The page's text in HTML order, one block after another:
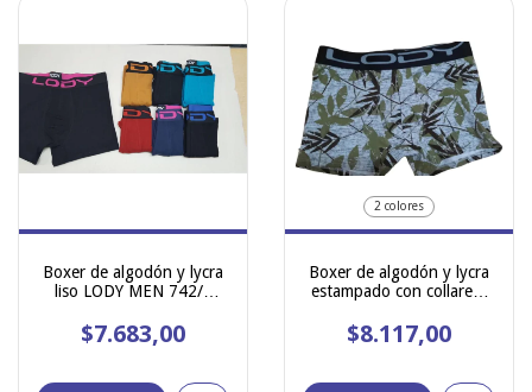
Boxer de algodón y lycra
liso LODY MEN 742/1
$7.683,00
2 colores
Boxer de algodón y lycra
estampado con collareta
$8.117,00